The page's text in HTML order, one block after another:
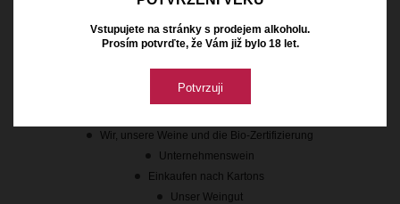
Wichtige verbindungen
Nachrichten
Wir, unsere Weine und die Bio-Zertifizierung
Unternehmenswein
Einkaufen nach Kartons
Unser Weingut
Vstupujete na stránky s prodejem alkoholu.
Prosím potvrďte, že Vám již bylo 18 let.
Potvrzuji